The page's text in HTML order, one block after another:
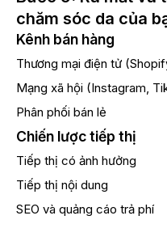
chăm sóc da của
Kênh bán hàng
Thương mại điện tử
Mạng xã hội (Instagram,
Phân phối bán lẻ
Chiến lược tiếp thị
Tiếp thị có ảnh hưởng
Tiếp thị nội dung
SEO và quảng cáo trả phí